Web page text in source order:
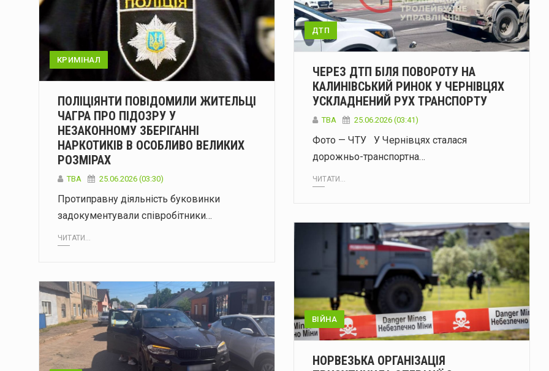
ДТП
ЧЕРЕЗ ДТП БІЛЯ ПОВОРОТУ НА
КАЛИНІВСЬКИЙ РИНОК У ЧЕРНІВЦЯХ
УСКЛАДНЕНИЙ РУХ ТРАНСПОРТУ
ТВА 25.06.2026 (03:41)
Фото — ЧТУ У Чернівцях сталася
дорожньо-транспортна…
ЧИТАТИ...
КРИМІНАЛ
ПОЛІЦІЯНТИ ПОВІДОМИЛИ ЖИТЕЛЬЦІ
ЧАГРА ПРО ПІДОЗРУ У
НЕЗАКОННОМУ ЗБЕРІГАННІ
НАРКОТИКІВ В ОСОБЛИВО ВЕЛИКИХ
РОЗМІРАХ
ТВА 25.06.2026 (03:30)
Протиправну діяльність буковинки
задокументували співробітники…
ЧИТАТИ...
ВІЙНА
НОРВЕЗЬКА ОРГАНІЗАЦІЯ